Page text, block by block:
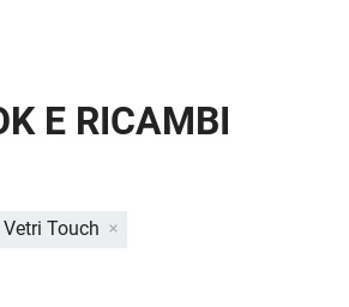
E RICAMBI
Touch